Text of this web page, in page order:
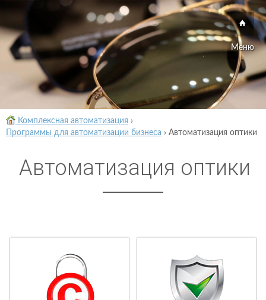
Меню
Комплексная автоматизация ›
Программы для автоматизации бизнеса › Автоматизация оптики
Автоматизация оптики